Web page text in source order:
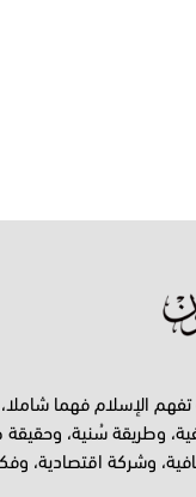
تفهم الإسلام فهما
وطريقة سُنية، وحقيقة
وشركة اقتصادية،